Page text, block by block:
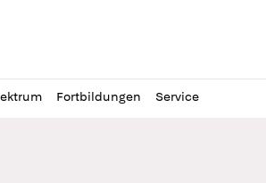
Fortbildungen Service